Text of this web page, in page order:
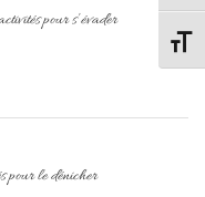
pour s’évader
pour le dénicher